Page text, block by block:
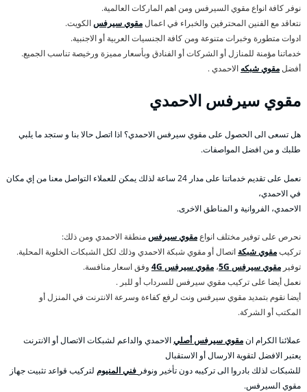
نوفر كافة انواع مقوي السيرفس ومن اهم الماركات العالمية.
نتعاقد مع الفنين المحترفين والخبراء في اعمالمقوي سيرفسالكويت.
ادوات متطورة وخبرات متنوعة ومن كافة الجنسيات العربية أو الاجنبية.
خدماتنا مؤمنة للمنازل أو الشركات أو الفنادق وبأسعار مميزة ورخيصة تناسب الجميع.
أفضلمقوي شبكه الاحمدي .
مقوي سيرفس الاحمدي
هل تسعى الى الحصول على مقوي سيرفس الاحمدي؟ اذا اتصل حالا بنا و ستجد ما يلبي
طلبك و من افضل المواصفات.
نعمل على تقديم خدماتنا على مدار 24 ساعة لذلك يمكن للعملاء التواصل معنا من إي مكان
في الاحمدي،
الاحمدي، الفروانية و المناطق الاخرى.
نحرص على توفير مختلف انواعمقوي سيرفسمنطقة الاحمدي ومن ذلك:
تركيبمقوي شبكة اتصال أو مقوي شبكة الاحمدي وذلك لكل الشبكات الخلوية المحلية.
توفير مقوي سيرفس 5G ، مقوي سيرفس 4G
وفق اسعار منافسة.
نعمل أيضا على تركيب مقوي سيرفس للسرداب أو للبر .
أيضا نقوم بتمديد مقوي سيرفس ونت لرفع كفاءة وسرعة الانترنت في المنزل أو
المكتب أو الشركة.
عملائنا الكرام انمقوي سيرفس أصليالاحمدي والداعم لشبكات الاتصال أو الانترنت
يعتبر الافضل لتقوية الارسال أو الاستقبال
للشبكات لذلك بادروا الى تركيبه دون تأخير ونوفر فني المنيوم لتركيب قواعد تثبيت جهاز
مقوي السيرفس.